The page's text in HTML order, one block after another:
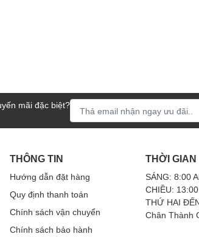
mãi đặc biệt?
THÔNG TIN
Hướng dẫn đặt hàng
Quy định thanh toán
Chính sách vận chuyển
Chính sách bảo hành
THỜI
SÁNG: 8:00
CHIỀU:
THỨ HAI
Chân Thành